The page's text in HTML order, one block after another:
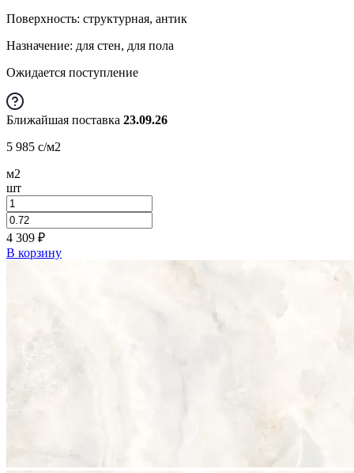
Поверхность: структурная, антик
Назначение: для стен, для пола
Ожидается поступление
Ближайшая поставка 23.09.26
5 985 c/м2
м2
шт
4 309 ₽
В корзину